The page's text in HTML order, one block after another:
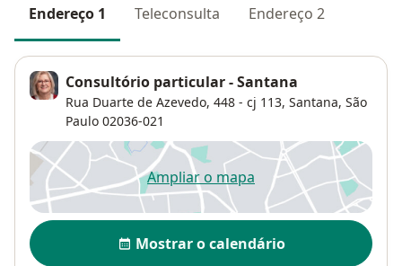
Endereço 1 Teleconsulta Endereço 2
Consultório particular - Santana
Rua Duarte de Azevedo, 448 - cj 113, Santana, São
Paulo 02036-021
Ampliar o mapaabre num novo separador
Disponibilidade
Mostrar o calendário